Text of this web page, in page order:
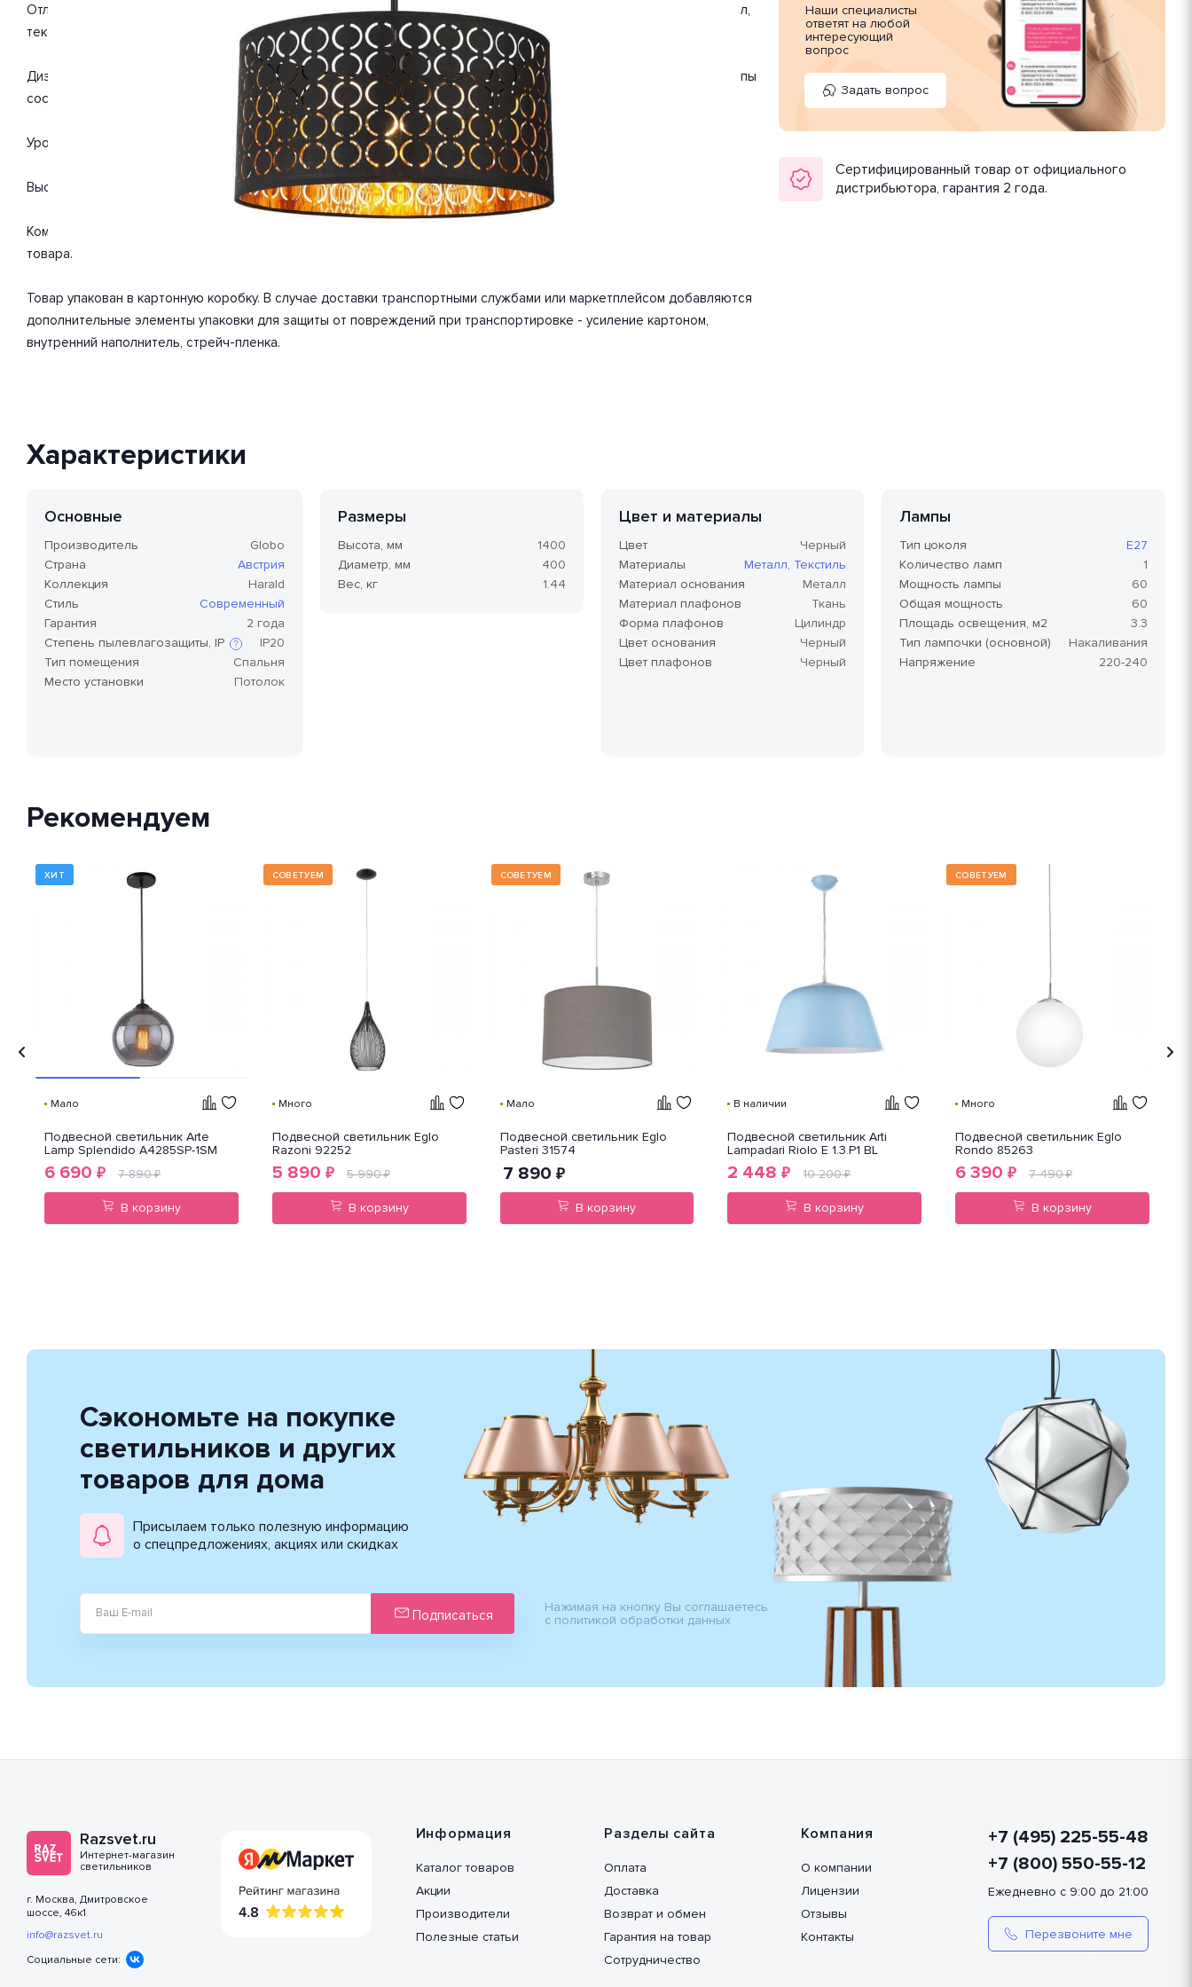
Отлично подойдет для такого типа помещений, как спальня. Цвет товара черный. Используемые материалы: металл,
текстиль. С учетом технических характеристик мощности хватит для освещения 3.3 м2.
Дизайн и форма плафона цилиндр. Цоколь E27. Вид ламп: накаливания. Количество ламп 1 шт. Мощность одной лампы
составляет 60 Вт. Общая мощность 60 Вт. Напряжение 220-240 Вольт.
Уровень защищенности от влаги и пыли IP20. Расширенная гарантия на товар 2 года.
Высота 1400 мм. Диаметр 400 мм. Вес товара 1.44 кг.
Комплектация: Подвесной светильник. Инструкция по сборке/использованию. Детали, необходимые для сборки
товара.
Товар упакован в картонную коробку. В случае доставки транспортными службами или маркетплейсом добавляются
дополнительные элементы упаковки для защиты от повреждений при транспортировке - усиление картоном,
внутренний наполнитель, стрейч-пленка.
Наши специалисты
ответят на любой
интересующий
вопрос
Задать вопрос
Сертифицированный товар от официального
дистрибьютора, гарантия 2 года.
Характеристики
Основные
Производитель
Globo
Страна
Австрия
Коллекция
Harald
Стиль
Современный
Гарантия
2 года
Степень пылевлагозащиты, IP
защиты внешней оболочки
устройства от попадания внутрь
IP20
Тип помещения
Спальня
Место установки
Потолок
Размеры
Высота, мм
1400
Диаметр, мм
400
Вес, кг
1.44
Цвет и материалы
Цвет
Черный
Материалы
Металл, Текстиль
Материал основания
Металл
Материал плафонов
Ткань
Форма плафонов
Цилиндр
Цвет основания
Черный
Цвет плафонов
Черный
Лампы
Тип цоколя
E27
Количество ламп
1
Мощность лампы
60
Общая мощность
60
Площадь освещения, м2
3.3
Тип лампочки (основной)
Накаливания
Напряжение
220-240
Рекомендуем
ХИТ
Мало
Подвесной светильник Arte
Lamp Splendido A4285SP-1SM
6 690 ₽ 7 890₽
В корзину
СОВЕТУЕМ
Много
Подвесной светильник Eglo
Razoni 92252
5 890 ₽ 5 990₽
В корзину
СОВЕТУЕМ
Мало
Подвесной светильник Eglo
Pasteri 31574
7 890 ₽
В корзину
В наличии
Подвесной светильник Arti
Lampadari Riolo E 1.3.P1 BL
2 448 ₽ 10 200₽
В корзину
СОВЕТУЕМ
Много
Подвесной светильник Eglo
Rondo 85263
6 390 ₽ 7 490₽
В корзину
Сэкономьте на покупке
светильников и других
товаров для дома
Присылаем только полезную информацию
о спецпредложениях, акциях или скидках
Подписаться
Нажимая на кнопку Вы соглашаетесь
с политикой обработки данных
Razsvet.ru
Интернет-магазин
светильников
г. Москва, Дмитровское
шоссе, 46к1
info@razsvet.ru
Социальные сети:
Информация
Каталог товаров
Акции
Производители
Полезные статьи
Разделы сайта
Оплата
Доставка
Возврат и обмен
Гарантия на товар
Сотрудничество
Компания
О компании
Лицензии
Отзывы
Контакты
+7 (495) 225-55-48
+7 (800) 550-55-12
Ежедневно с 9:00 до 21:00
Перезвоните мне